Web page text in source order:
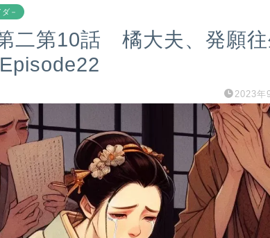
－
二第10話 橘大夫、発願
2023年